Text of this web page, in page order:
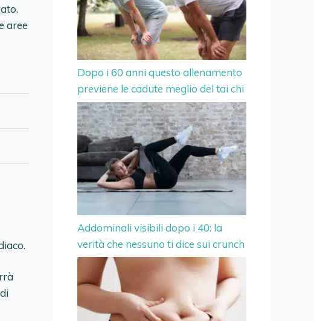
aree
Dopo i 60 anni questo allenamento
previene le cadute meglio del tai chi
Addominali visibili dopo i 40: la
verità che nessuno ti dice sui crunch